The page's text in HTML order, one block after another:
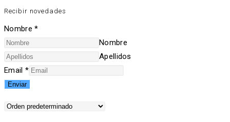
Recibir novedades
Nombre*
Nombre
Apellidos
Email *
Enviar